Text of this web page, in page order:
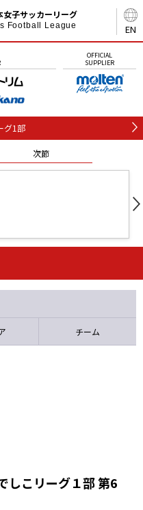
EN
子サッカーリーグ
Football League
OFFICIAL
SUPPLIER
グ1部
次節
石人の星
チーム
しこリーグ１部 第6